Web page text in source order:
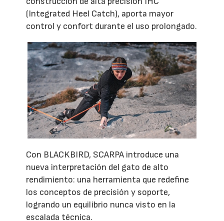
(Integrated Heel Catch), aporta mayor
control y confort durante el uso prolongado.
Con BLACKBIRD, SCARPA introduce una
nueva interpretación del gato de alto
rendimiento: una herramienta que redefine
los conceptos de precisión y soporte,
logrando un equilibrio nunca visto en la
escalada técnica.